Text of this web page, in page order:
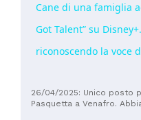
Cane di una famiglia
Got Talent” su
riconoscendo la voce
26/04/2025: Unico posto purtroppo
Pasquetta a Venafro.